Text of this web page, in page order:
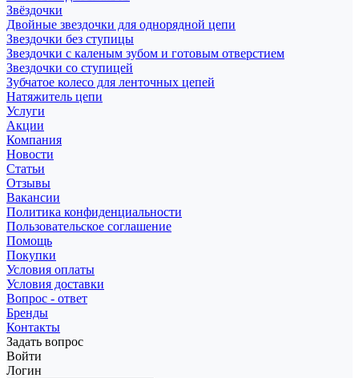
Звёздочки
Двойные звездочки для однорядной цепи
Звездочки без ступицы
Звездочки с каленым зубом и готовым отверстием
Звездочки со ступицей
Зубчатое колесо для ленточных цепей
Натяжитель цепи
Услуги
Акции
Компания
Новости
Статьи
Отзывы
Вакансии
Политика конфиденциальности
Пользовательское соглашение
Помощь
Покупки
Условия оплаты
Условия доставки
Вопрос - ответ
Бренды
Контакты
Задать вопрос
Войти
Логин